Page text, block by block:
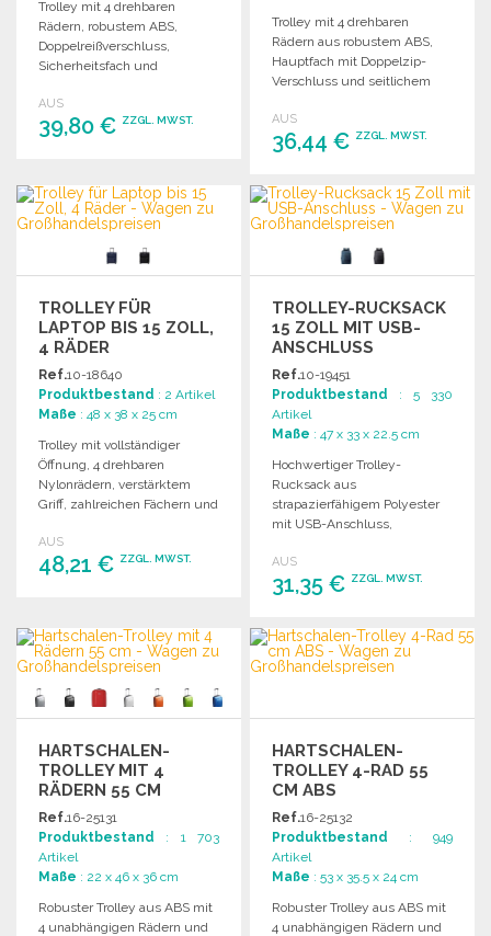
Trolley mit 4 drehbaren
Rädern, robustem ABS,
Doppelreißverschluss,
Sicherheitsfach und
Ideal für Reisen und
Aufbewahrung.
AUS
39,80 € ZZGL. MWST.
Angebot anfordern
Trolley mit 4 drehbaren
Rädern aus robustem ABS,
Hauptfach mit Doppelzip-
Verschluss und seitlichem
Doppelhandgriffe.
AUS
36,44 € ZZGL. MWST.
BESTELLEN
Angebot anfordern
TROLLEY FÜR
LAPTOP BIS 15 ZOLL,
4 RÄDER
Ref.10-18640
Produktbestand : 2 Artikel
Maße : 48 x 38 x 25 cm
Trolley mit vollständiger
Öffnung, 4 drehbaren
Nylonrädern, verstärktem
Griff, zahlreichen Fächern und
15 Zoll.
AUS
48,21 € ZZGL. MWST.
Angebot anfordern
TROLLEY-RUCKSACK
15 ZOLL MIT USB-
ANSCHLUSS
Ref.10-19451
Produktbestand : 5 330
Artikel
Maße : 47 x 33 x 22.5 cm
Hochwertiger Trolley-
Rucksack aus
strapazierfähigem Polyester
mit USB-Anschluss,
verstellbaren, gepolsterten
Schulterriemen.
AUS
31,35 € ZZGL. MWST.
BESTELLEN
Angebot anfordern
HARTSCHALEN-
TROLLEY MIT 4
RÄDERN 55 CM
Ref.16-25131
Produktbestand : 1 703
Artikel
Maße : 22 x 46 x 36 cm
Robuster Trolley aus ABS mit
4 unabhängigen Rädern und
HARTSCHALEN-
TROLLEY 4-RAD 55
CM ABS
Ref.16-25132
Produktbestand : 949
Artikel
Maße : 53 x 35.5 x 24 cm
Robuster Trolley aus ABS mit
4 unabhängigen Rädern und